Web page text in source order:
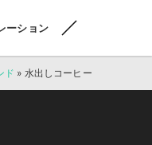
ーション
ド » 水出しコーヒー